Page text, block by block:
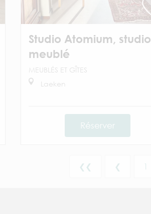
Studio Atomium, studio
meublé
MEUBLÉS ET GÎTES
Laeken
Réserver
❮❮ ❮ 1